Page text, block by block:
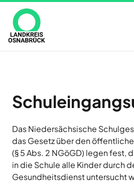
zum
Inhalt
Das Niedersächsische
das Gesetz über den
(§ 5 Abs. 2 NGöGD) legen fest,
in die Schule alle Kinder durch
Gesundheitsdienst untersucht
Unsere
AWIGO
Abfallwirtschaft
Baugenossenschaft
Landkreis
Osnabrück
eG
Deula
Immer
–
alle
14
Tage
neu
Jetzt
Allgemeine
Osnabrück
Zutritt
nur
mit
Kreisangehörige
Kommunen
aus
auf
Karte
oder
aus
der
Liste